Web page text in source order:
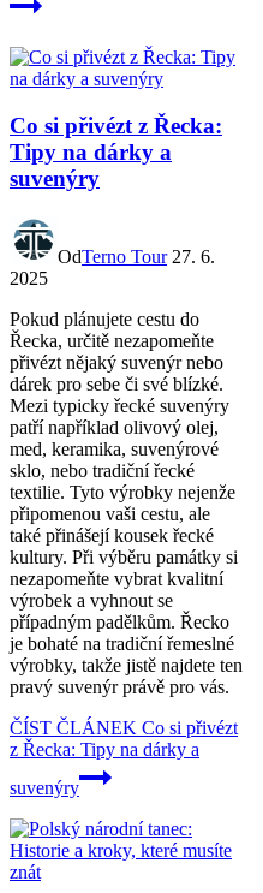
Co si přivézt z Řecka:
Tipy na dárky a
suvenýry
OdTerno Tour 27. 6.
2025
Pokud plánujete cestu do
Řecka, určitě nezapomeňte
přivézt nějaký suvenýr nebo
dárek pro sebe či své blízké.
Mezi typicky řecké suvenýry
patří například olivový olej,
med, keramika, suvenýrové
sklo, nebo tradiční řecké
textilie. Tyto výrobky nejenže
připomenou vaši cestu, ale
také přinášejí kousek řecké
kultury. Při výběru památky si
nezapomeňte vybrat kvalitní
výrobek a vyhnout se
případným padělkům. Řecko
je bohaté na tradiční řemeslné
výrobky, takže jistě najdete ten
pravý suvenýr právě pro vás.
ČÍST ČLÁNEK Co si přivézt
z Řecka: Tipy na dárky a
suvenýry